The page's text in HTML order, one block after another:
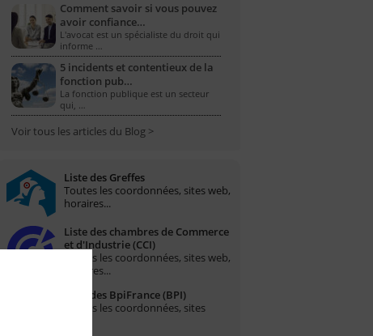
Comment savoir si vous pouvez
avoir confiance…
L'avocat est un spécialiste du droit qui
informe …
5 incidents et contentieux de la
fonction pub…
La fonction publique est un secteur
qui, …
Voir tous les articles du Blog >
Liste des Greffes
Toutes les coordonnées, sites web,
horaires...
Liste des chambres de Commerce
et d'Industrie (CCI)
Toutes les coordonnées, sites web,
horaires...
Liste des BpiFrance (BPI)
Toutes les coordonnées, sites